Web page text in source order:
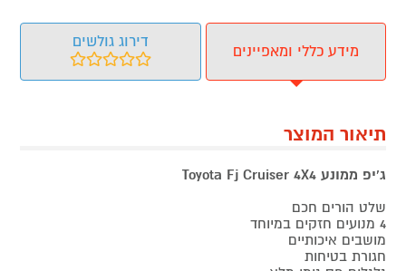
מידע כללי ומאפיינים
דירוג גולשים
תיאור המוצר
ג'יפ ממונע Toyota Fj Cruiser 4X4
שלט הורים חכם
4 מנועים חזקים במיוחד
מושבים איכותיים
חגורת בטיחות